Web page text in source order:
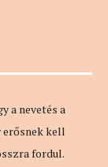
a nevetés a
erősnek kell
fordul.